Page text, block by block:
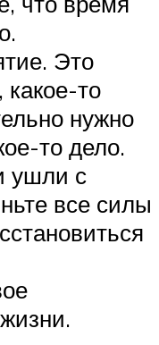
Это
то
нужно
то дело.
ушли с
все силы